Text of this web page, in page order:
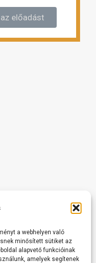
a webhelyen való
minősített sütiket az
alapvető funkcióinak
amelyek segítenek
előadást